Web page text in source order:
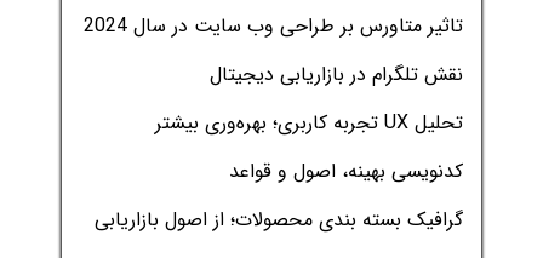
تاثیر متاورس بر طراحی وب سایت در سال 2024
نقش تلگرام در بازاریابی دیجیتال
تحلیل UX تجربه کاربری؛ بهره‌وری بیشتر
کدنویسی بهینه، اصول و قواعد
گرافیک بسته بندی محصولات؛ از اصول بازاریابی